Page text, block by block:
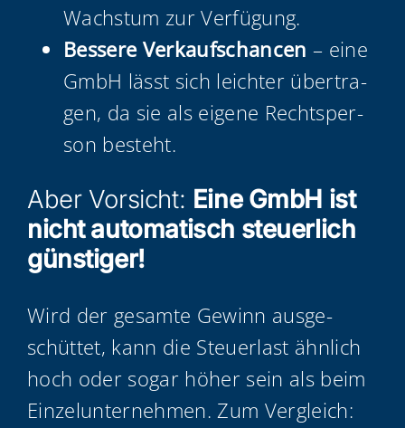
Wachs­tum zur Verfügung.
Bes­se­re Ver­kaufs­chan­cen – eine
GmbH lässt sich leich­ter über­tra­
gen, da sie als eige­ne Rechts­per­
son besteht.
Aber Vor­sicht: Eine GmbH ist
nicht auto­ma­tisch steu­er­lich
günstiger!
Wird der gesam­te Gewinn aus­ge­
schüt­tet, kann die Steu­er­last ähn­lich
hoch oder sogar höher sein als beim
Ein­zel­un­ter­neh­men. Zum Vergleich: